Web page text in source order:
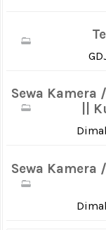
Sewa Kamera
||
Sewa Kamera